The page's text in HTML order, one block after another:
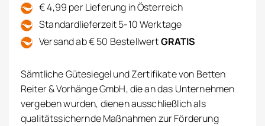
€ 4,99 per Lieferung in Österreich
Standardlieferzeit 5-10 Werktage
Versand ab € 50 BestellwertGRATIS
Sämtliche Gütesiegel und Zertifikate von Betten
Reiter & Vorhänge GmbH, die an das Unternehmen
vergeben wurden, dienen ausschließlich als
qualitätssichernde Maßnahmen zur Förderung